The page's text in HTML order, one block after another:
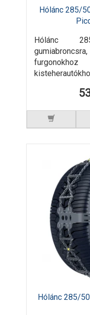
Hólánc 285/
Hólánc
Hólánc 285/